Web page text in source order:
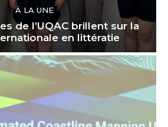
À LA UNE
de l’UQAC brillent sur la
en littératie